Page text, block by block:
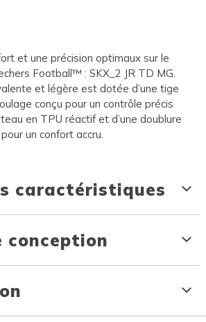
et une précision optimaux sur le
Football™ : SKX_2 JR TD MG.
et légère est dotée d’une tige
conçu pour un contrôle précis
en TPU réactif et d’une doublure
un confort accru.
caractéristiques
conception